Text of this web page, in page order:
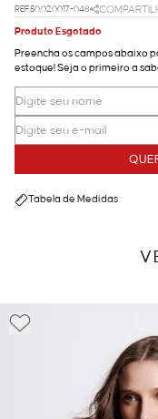
REF.50.02.0017-048
Produto Esgotado
Preencha os campos abaixo
estoque! Seja o primeiro a
Tabela de Medidas